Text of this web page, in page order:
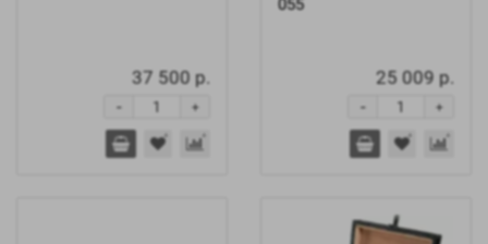
37 500 р.
+
-
055
25 009 р.
+
-